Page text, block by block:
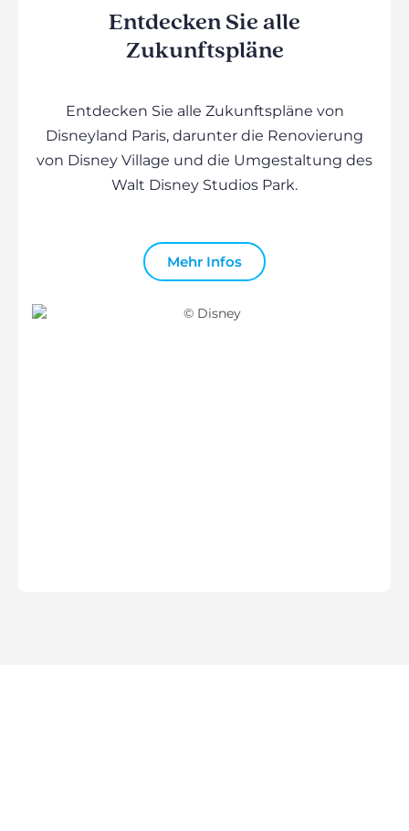
Entdecken Sie alle
Zukunftspläne
Entdecken Sie alle Zukunftspläne von
Disneyland Paris, darunter die Renovierung
von Disney Village und die Umgestaltung des
Walt Disney Studios Park.
Mehr Infos